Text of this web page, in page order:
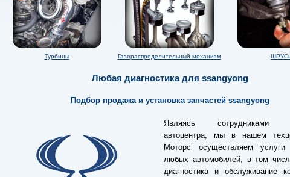
Турбины Газораспределительный механизм
Любая диагностика для ssangyong
Подбор продажа и установка запчастей ssangyong
Являясь сотрудниками
автоцентра, мы в нашем
Моторс осуществляем
любых автомобилей, в том
диагностика и обслуживание